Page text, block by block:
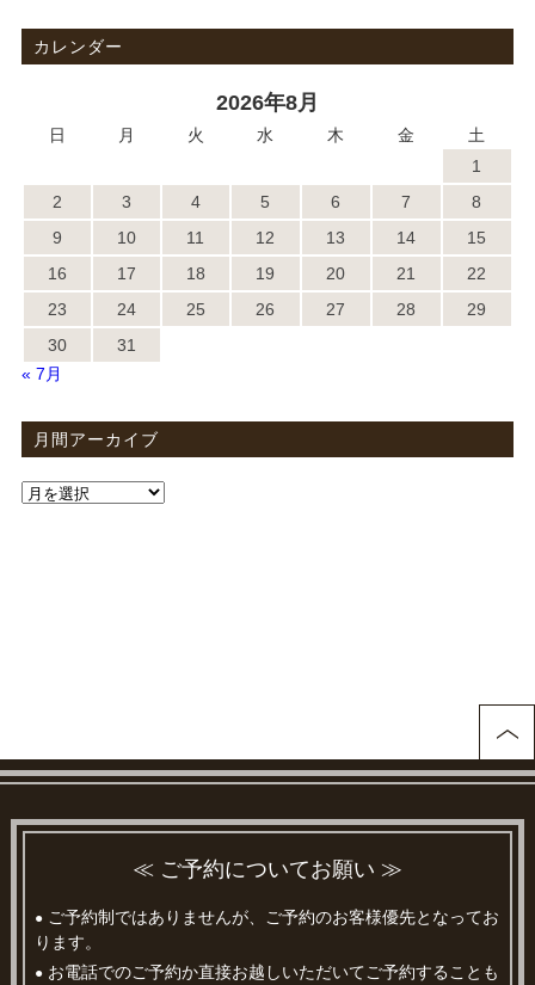
カレンダー
2026年8月
日 月 火 水 木 金
土
1
2
3 4 5 6 7
8
9
10 11 12 13 14
15
16
17 18 19 20 21
22
23
24 25 26 27 28
29
30
31
« 7月
月間アーカイブ
≪ ご予約についてお願い ≫
● ご予約制ではありませんが、ご予約のお客様優先となってお
ります。
● お電話でのご予約か直接お越しいただいてご予約することも